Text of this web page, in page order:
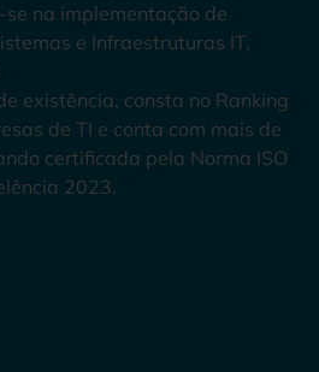
na implementação de
e Infraestruturas IT,
existência, consta no Ranking
de TI e conta com mais de
certificada pela Norma ISO
2023.